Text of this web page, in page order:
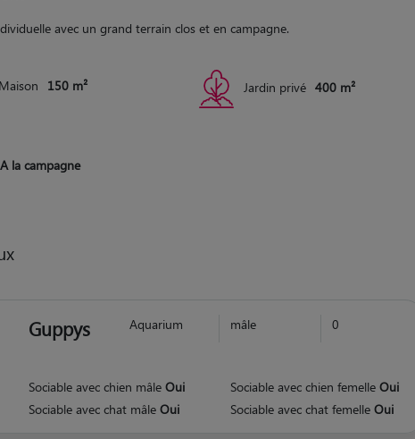
avec un grand terrain clos et en campagne.
Maison 150 m² Jardin privé 400 m²
A la campagne
Guppys Aquarium mâle 0
Sociable avec chien mâle Oui Sociable avec chien femelleOui
Sociable avec chat mâle Oui Sociable avec chat femelleOui